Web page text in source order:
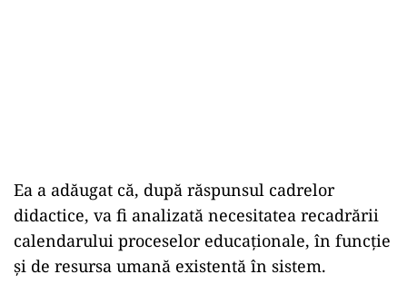
Ea a adăugat că, după răspunsul cadrelor
didactice, va fi analizată necesitatea recadrării
calendarului proceselor educaţionale, în funcţie
şi de resursa umană existentă în sistem.